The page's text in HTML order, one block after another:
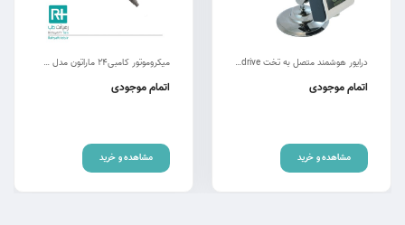
درایور هوشمند متصل به تخت RT-drive
اتمام موجودی
مشاهده و خرید
میکروموتور کامبی24 ماراتون مدل سوئیسی جراحی
اتمام موجودی
مشاهده و خرید